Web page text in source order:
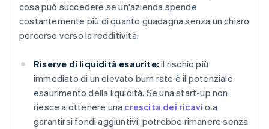
cosa può succedere se un'azienda spende
costantemente più di quanto guadagna senza un chiaro
percorso verso la redditività:
Riserve di liquidità esaurite: il rischio più
immediato di un elevato burn rate è il potenziale
esaurimento della liquidità. Se una start-up non
riesce a ottenere una crescita dei ricavi o a
garantirsi fondi aggiuntivi, potrebbe rimanere senza